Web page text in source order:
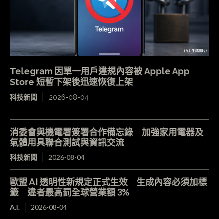
Telegram 因單一用戶違規內容被 Apple App
Store 短暫下架後迅速恢復上架
科技新聞 2026-08-04
消委會與機電署簽署合作備忘錄 加強家用電器及
氣體用具聯合測試與資訊交流
科技新聞 2026-08-04
歐盟 AI 透明性新規定正式生效 生成內容必須加標
籤 違者最高罰全球營業額 3%
A.I. 2026-08-04